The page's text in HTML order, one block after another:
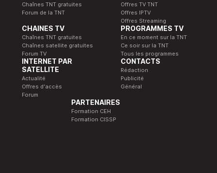
Chaînes TNT gratuites
Forum de la TNT
Offres TV TNT
Offres IPTV
Offres Streaming
CHAINES TV
Chaînes TNT gratuites
Chaînes satellite gratuites
Forum TV
PROGRAMMES TV
En ce moment sur la TNT
Ce soir sur la TNT
Tous les programmes
INTERNET PAR
SATELLITE
Actualité
Offres d'accès
Forum
CONTACTS
Rédaction
Publicité
Général
PARTENAIRES
Formation CEH
Formation CISSP